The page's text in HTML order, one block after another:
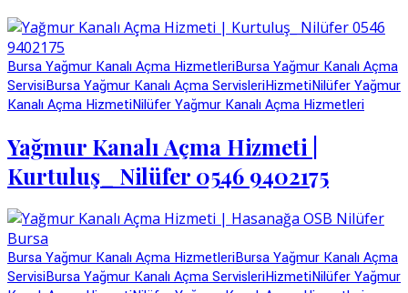
Bursa Yağmur Kanalı Açma HizmetleriBursa Yağmur Kanalı Açma
ServisiBursa Yağmur Kanalı Açma ServisleriHizmetiNilüfer Yağmur
Kanalı Açma HizmetiNilüfer Yağmur Kanalı Açma Hizmetleri
Yağmur Kanalı Açma Hizmeti |
Kurtuluş_ Nilüfer 0546 9402175
Bursa Yağmur Kanalı Açma HizmetleriBursa Yağmur Kanalı Açma
ServisiBursa Yağmur Kanalı Açma ServisleriHizmetiNilüfer Yağmur